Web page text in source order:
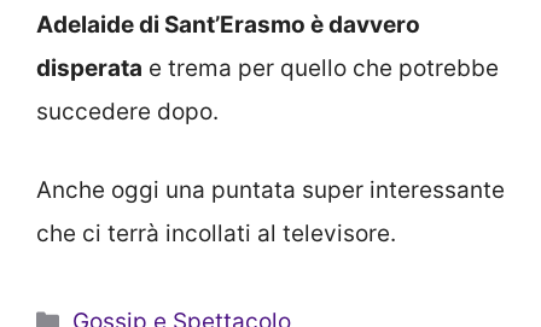
Adelaide di Sant’Erasmo è davvero
disperata e trema per quello che potrebbe
succedere dopo.
Anche oggi una puntata super interessante
che ci terrà incollati al televisore.
Categorie
Gossip e Spettacolo